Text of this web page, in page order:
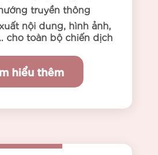
truyền thông
nội dung, hình ảnh,
cho toàn bộ chiến dịch
hiểu thêm